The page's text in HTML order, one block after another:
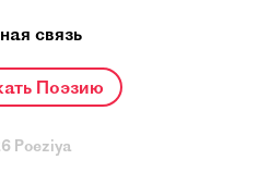
связь
Поэзию
Poeziya